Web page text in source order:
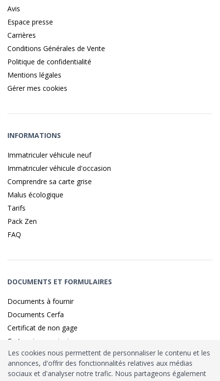
Avis
Espace presse
Carrières
Conditions Générales de Vente
Politique de confidentialité
Mentions légales
Gérer mes cookies
INFORMATIONS
Immatriculer véhicule neuf
Immatriculer véhicule d'occasion
Comprendre sa carte grise
Malus écologique
Tarifs
Pack Zen
FAQ
DOCUMENTS ET FORMULAIRES
Documents à fournir
Documents Cerfa
Certificat de non gage
Carte grise provisoire
Identité sécurisé parFranceConnect
Les cookies nous permettent de personnaliser le contenu et les
annonces, d'offrir des fonctionnalités relatives aux médias
sociaux et d'analyser notre trafic. Nous partageons également